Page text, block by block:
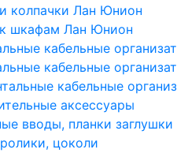
колпачки Лан Юнион
шкафам Лан Юнион
кабельные
кабельные
кабельные
аксессуары
вводы, планки заглушки
цоколи